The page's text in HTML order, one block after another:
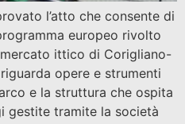
l’atto che consente di
europeo rivolto
ittico di Corigliano-
opere e strumenti
e la struttura che ospita
gestite tramite la società